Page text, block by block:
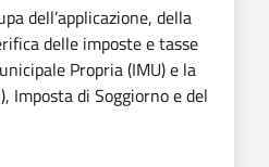
dell’applicazione, della
delle imposte e tasse
Propria (IMU) e la
Imposta di Soggiorno e del